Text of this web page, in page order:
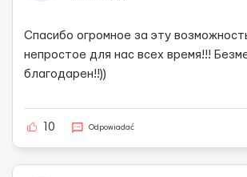
Спасибо огромное за эту
непростое для нас всех время!!!
благодарен!!))
10 Odpowiadać